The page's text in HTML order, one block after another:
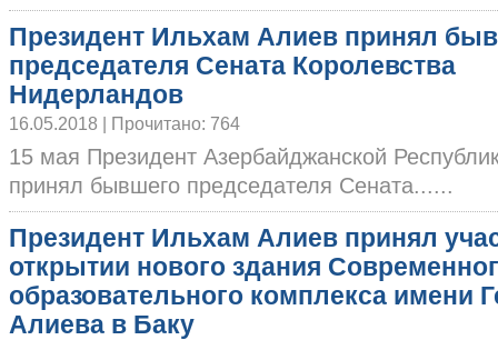
Президент Ильхам Алиев принял
председателя Сената Королевства
Нидерландов
16.05.2018 | Прочитано: 764
15 мая Президент Азербайджанской
принял бывшего председателя Сената......
Президент Ильхам Алиев принял
открытии нового здания
образовательного комплекса имени
Алиева в Баку